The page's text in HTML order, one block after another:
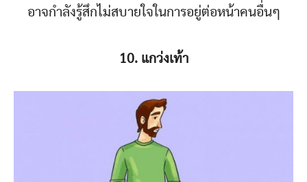
อาจกำลังรู้สึกไม่สบายใจในการอยู่ต่อหน้าคนอื่นๆ
10. แกว่งเท้า